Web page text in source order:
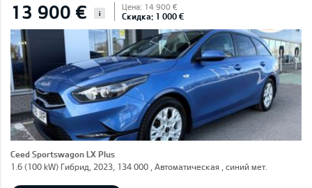
13 900 € i
Цена: 14 900 €
Скидка: 1 000 €
Ceed Sportswagon LX Plus
1.6 (100 kW) Гибрид, 2023, 134 000 , Автоматическая , синий мет.